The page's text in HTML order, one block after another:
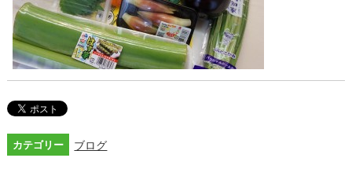
カテゴリー ブログ